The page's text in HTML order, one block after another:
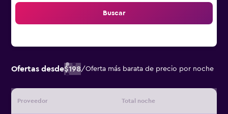
Buscar
Ofertas desde$198/Oferta más barata de precio por noche
Proveedor Total noche